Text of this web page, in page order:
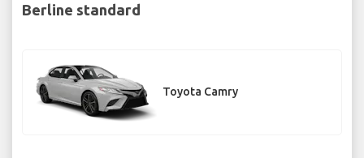
Berline standard
Toyota Camry